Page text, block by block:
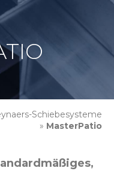
Schiebesysteme
» MasterPatio